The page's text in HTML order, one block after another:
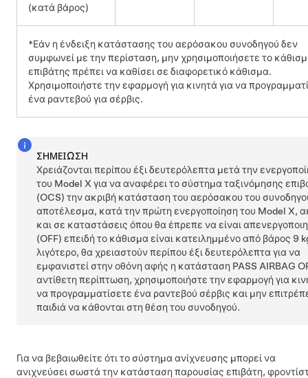
(κατά βάρος)
*Εάν η ένδειξη κατάστασης του αερόσακου συνοδηγού δεν
συμφωνεί με την περίσταση, μην χρησιμοποιήσετε το
επιβάτης πρέπει να καθίσει σε διαφορετικό κάθισμα.
Χρησιμοποιήστε την εφαρμογή για κινητά για να
ένα ραντεβού για σέρβις.
ΣΗΜΕΊΩΣΗ
Χρειάζονται περίπου έξι δευτερόλεπτα μετά την
του Model X για να αναφέρει το σύστημα ταξινόμησης
(OCS) την ακριβή κατάσταση του αερόσακου του
αποτέλεσμα, κατά την πρώτη ενεργοποίηση του Model X,
και σε καταστάσεις όπου θα έπρεπε να είναι
(OFF) επειδή το κάθισμα είναι κατειλημμένο από βάρος9
λιγότερο, θα χρειαστούν περίπου έξι δευτερόλεπτα για να
εμφανιστεί στην οθόνη αφής η κατάσταση PASS AIRBAG
αντίθετη περίπτωση, χρησιμοποιήστε την εφαρμογή για
να προγραμματίσετε ένα ραντεβού σέρβις και μην
παιδιά να κάθονται στη θέση του συνοδηγού.
Για να βεβαιωθείτε ότι το σύστημα ανίχνευσης μπορεί να
ανιχνεύσει σωστά την κατάσταση παρουσίας επιβάτη,